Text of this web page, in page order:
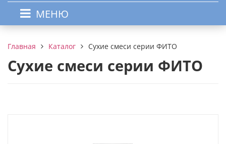
МЕНЮ
Главная Каталог Сухие смеси серии ФИТО
Сухие смеси серии ФИТО